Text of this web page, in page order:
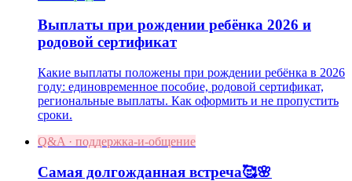
Выплаты при рождении ребёнка 2026 и
родовой сертификат
Какие выплаты положены при рождении ребёнка в 2026
году: единовременное пособие, родовой сертификат,
региональные выплаты. Как оформить и не пропустить
сроки.
Q&A · поддержка-и-общение
Самая долгожданная встреча🥰🌸